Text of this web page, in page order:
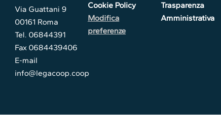
Via Guattani 9
00161 Roma
Tel. 06844391
Fax 0684439406
E-mail
info@legacoop.coop
Cookie Policy
Modifica
preferenze
Trasparenza
Amministrativa